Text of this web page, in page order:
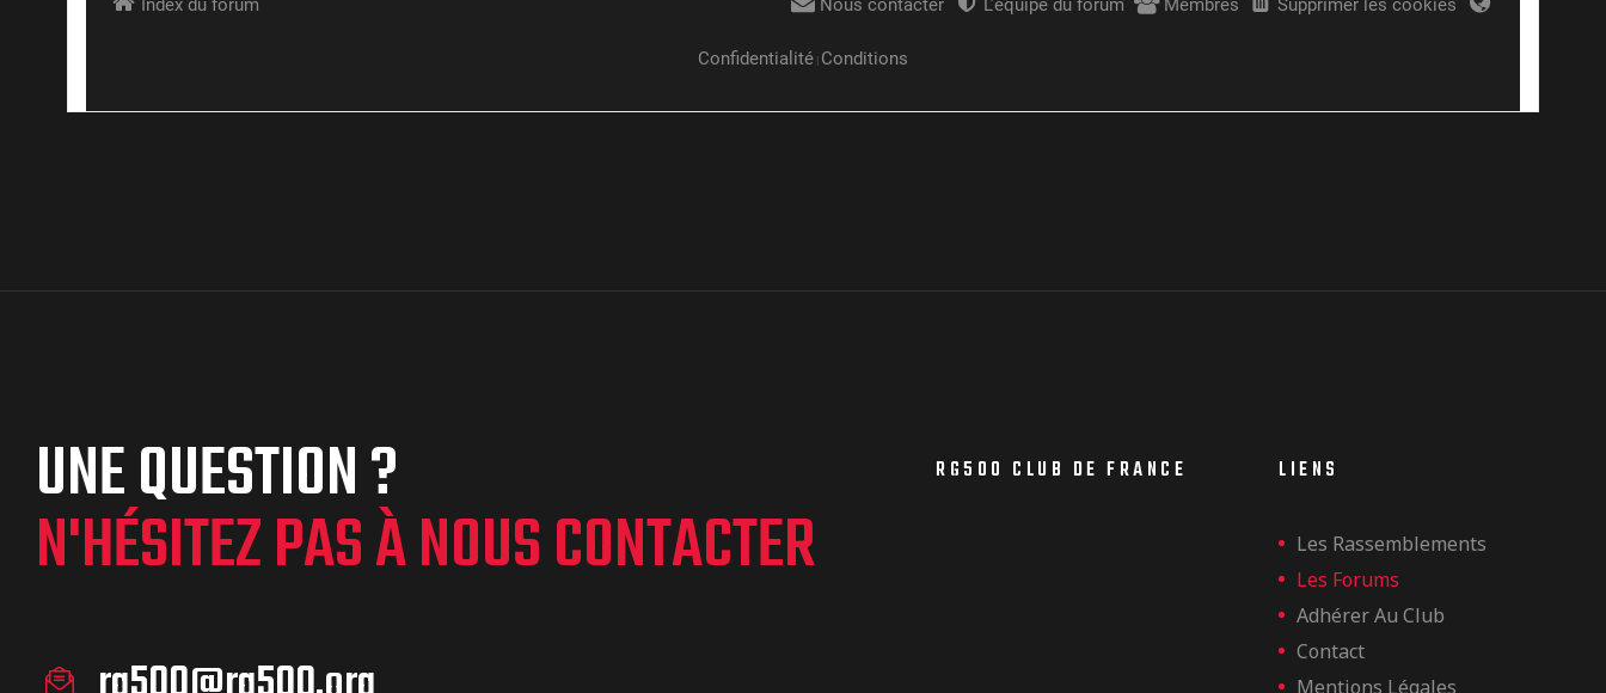
UNE QUESTION ?
N'HÉSITEZ PAS À NOUS CONTACTER
RG500 CLUB DE FRANCE LIENS
Les Rassemblements
Les Forums
Adhérer Au Club
Contact
Mentions Légales